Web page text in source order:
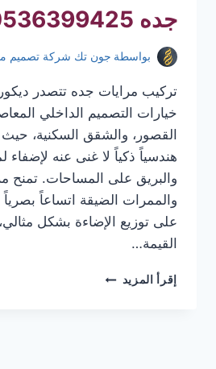
جده 0536399425
بواسطة جون تك شركة تصميم
تركيب مرايات جده تتصدر
خيارات التصميم الداخلي
القصور، والشقق السكنية،
هندسياً ذكياً لا غنى عنه
والبريق على المساحات. تمنح
والممرات الضيقة اتساعاً
على توزيع الإضاءة بشكل
القيمة…
إقرأ المزيد تركيب